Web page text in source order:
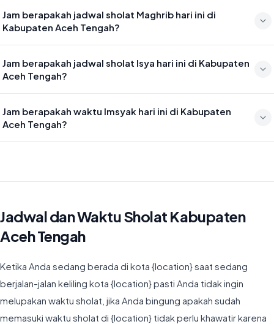
16:01
Jam berapakah jadwal sholat Maghrib hari ini di
Kabupaten Aceh Tengah?
18:55
Jam berapakah jadwal sholat Isya hari ini di Kabupaten
Aceh Tengah?
20:02
Jam berapakah waktu Imsyak hari ini di Kabupaten
Aceh Tengah?
Jadwal dan Waktu Sholat Kabupaten
Aceh Tengah
Ketika Anda sedang berada di kota {location} saat sedang
berjalan-jalan keliling kota {location} pasti Anda tidak ingin
melupakan waktu sholat, jika Anda bingung apakah sudah
memasuki waktu sholat di {location} tidak perlu khawatir karena